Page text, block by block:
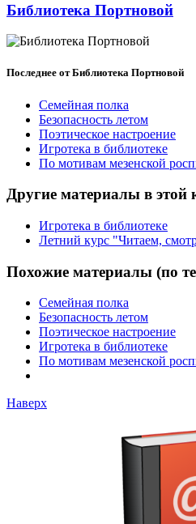
Библиотека Портновой
Последнее от Библиотека Портновой
Семейная полка
Безопасность летом
Поэтическое настроение
Игротека в библиотеке
По мотивам мезенской
Другие материалы в этой
Игротека в библиотеке
Летний курс "Читаем,
Похожие материалы (по
Семейная полка
Безопасность летом
Поэтическое настроение
Игротека в библиотеке
По мотивам мезенской
Наверх